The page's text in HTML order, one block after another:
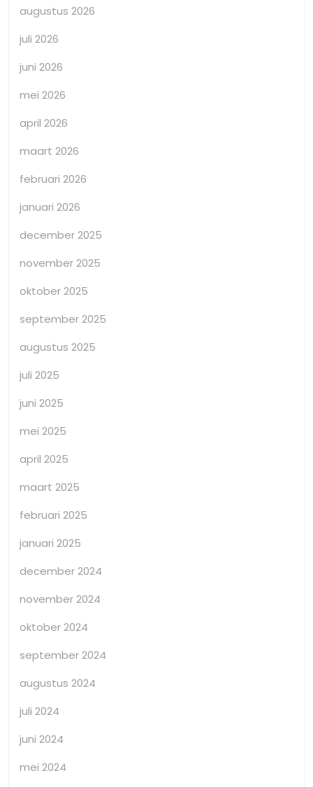
augustus 2026
juli 2026
juni 2026
mei 2026
april 2026
maart 2026
februari 2026
januari 2026
december 2025
november 2025
oktober 2025
september 2025
augustus 2025
juli 2025
juni 2025
mei 2025
april 2025
maart 2025
februari 2025
januari 2025
december 2024
november 2024
oktober 2024
september 2024
augustus 2024
juli 2024
juni 2024
mei 2024